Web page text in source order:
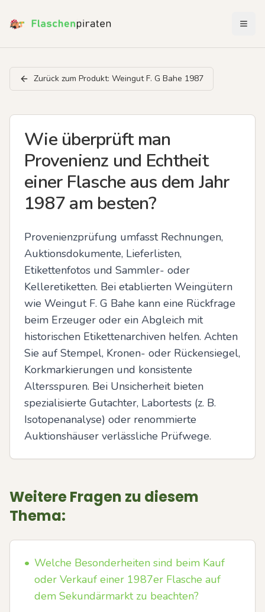
Zurück zum Produkt: Weingut F. G Bahe 1987
Wie überprüft man
Provenienz und Echtheit
einer Flasche aus dem Jahr
1987 am besten?
Provenienzprüfung umfasst Rechnungen,
Auktionsdokumente, Lieferlisten,
Etikettenfotos und Sammler- oder
Kelleretiketten. Bei etablierten Weingütern
wie Weingut F. G Bahe kann eine Rückfrage
beim Erzeuger oder ein Abgleich mit
historischen Etikettenarchiven helfen. Achten
Sie auf Stempel, Kronen- oder Rückensiegel,
Korkmarkierungen und konsistente
Altersspuren. Bei Unsicherheit bieten
spezialisierte Gutachter, Labortests (z. B.
Isotopenanalyse) oder renommierte
Auktionshäuser verlässliche Prüfwege.
Weitere Fragen zu diesem
Thema:
• Welche Besonderheiten sind beim Kauf
oder Verkauf einer 1987er Flasche auf
dem Sekundärmarkt zu beachten?